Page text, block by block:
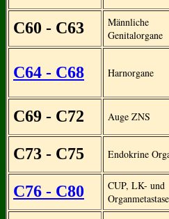
C60 - C63
Männliche
Genitalorgane
C64 - C68 Harnorgane
C69 - C72 Auge ZNS
C73 - C75 Endokrine
C76 - C80
CUP, LK- und